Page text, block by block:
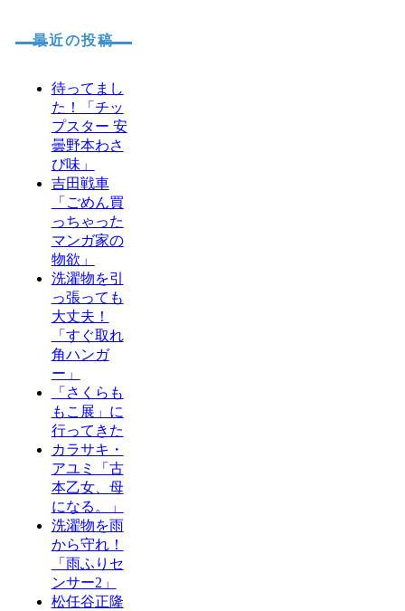
最近の投稿
待ってまし
た！「チッ
プスター 安
曇野本わさ
び味」
吉田戦車
「ごめん買
っちゃった
マンガ家の
物欲」
洗濯物を引
っ張っても
大丈夫！
「すぐ取れ
角ハンガ
ー」
「さくらも
もこ展」に
行ってきた
カラサキ・
アユミ「古
本乙女、母
になる。」
洗濯物を雨
から守れ！
「雨ふりセ
ンサー2」
松任谷正隆